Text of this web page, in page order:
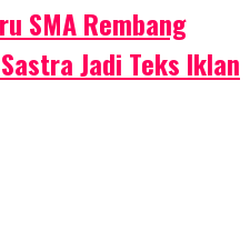
SMA Rembang
Jadi Teks Iklan